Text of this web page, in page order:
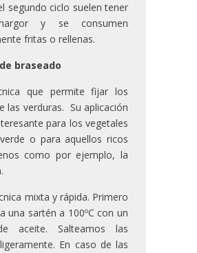
segundo ciclo suelen tener
y se consumen
fritas o rellenas.
braseado
que permite fijar los
las verduras. Su aplicación
para los vegetales
o para aquellos ricos
como por ejemplo, la
mixta y rápida. Primero
una sartén a 100ºC con un
aceite. Salteamos las
En caso de las